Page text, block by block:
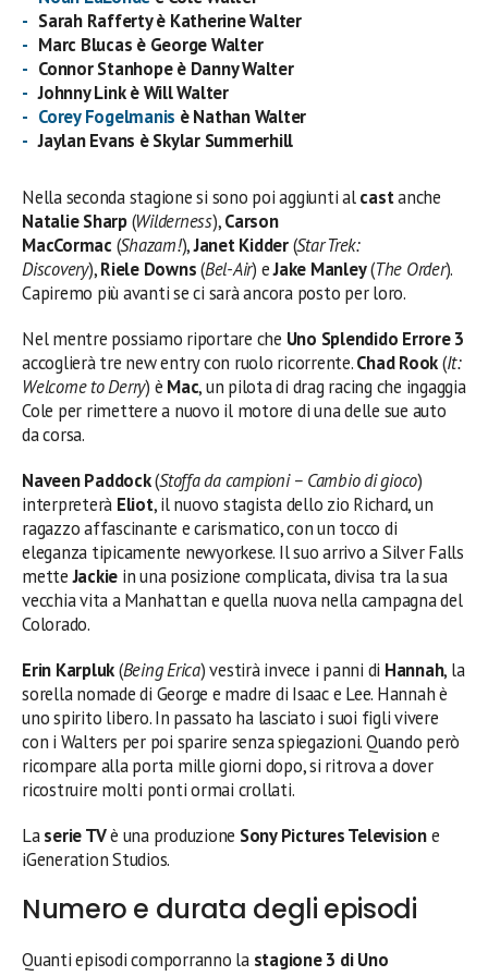
Sarah Rafferty è Katherine Walter
Marc Blucas è George Walter
Connor Stanhope è Danny Walter
Johnny Link è Will Walter
Corey Fogelmanis è Nathan Walter
Jaylan Evans è Skylar Summerhill
Nella seconda stagione si sono poi aggiunti alcastanche
Natalie Sharp(Wilderness),Carson
MacCormac (Shazam!),Janet Kidder(Star Trek:
Discovery),Riele Downs(Bel-Air) eJake Manley(The Order).
Capiremo più avanti se ci sarà ancora posto per loro.
Nel mentre possiamo riportare che Uno Splendido Errore 3
accoglierà tre new entry con ruolo ricorrente.Chad Rook(It:
Welcome to Derry) è Mac, un pilota di drag racing che ingaggia
Cole per rimettere a nuovo il motore di una delle sue auto
da corsa.
Naveen Paddock(Stoffa da campioni – Cambio di gioco)
interpreterà Eliot, il nuovo stagista dello zio Richard, un
ragazzo affascinante e carismatico, con un tocco di
eleganza tipicamente newyorkese. Il suo arrivo a Silver Falls
metteJackie in una posizione complicata, divisa tra la sua
vecchia vita a Manhattan e quella nuova nella campagna del
Colorado.
Erin Karpluk(Being Erica) vestirà invece i panni di Hannah, la
sorella nomade di George e madre di Isaac e Lee. Hannah è
uno spirito libero. In passato ha lasciato i suoi figli vivere
con i Walters per poi sparire senza spiegazioni. Quando però
ricompare alla porta mille giorni dopo, si ritrova a dover
ricostruire molti ponti ormai crollati.
Laserie TVè una produzione Sony Pictures Televisione
iGeneration Studios.
Numero e durata degli episodi
Quanti episodi comporranno la stagione 3 di Uno